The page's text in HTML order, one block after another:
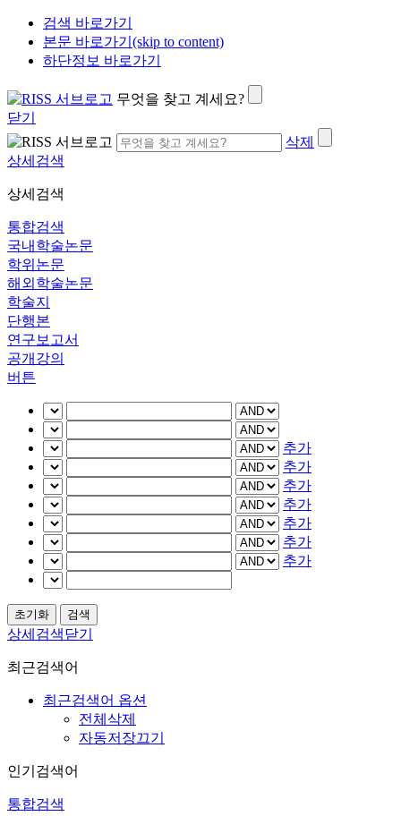
검색 바로가기
본문 바로가기(skip to content)
하단정보 바로가기
무엇을 찾고 계세요?
닫기
삭제
상세검색
상세검색
통합검색
국내학술논문
학위논문
해외학술논문
학술지
단행본
연구보고서
공개강의
버튼
추가
추가
추가
추가
추가
추가
추가
상세검색닫기
최근검색어
최근검색어 옵션
전체삭제
자동저장끄기
인기검색어
통합검색